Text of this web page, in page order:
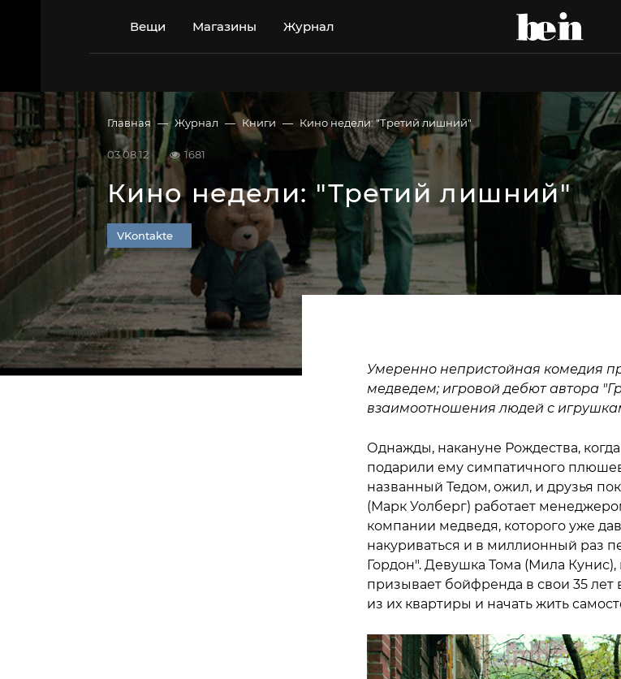
Вещи Магазины Журнал
Главная Журнал Книги Кино недели: "Третий лишний"
03.08.12 1681
Кино недели: "Третий лишний"
VKontakte
Умеренно непристойная комедия
медведем; игровой дебют автора
взаимоотношения людей с
Однажды, накануне Рождества,
подарили ему симпатичного
названный Тедом, ожил, и друзья
(Марк Уолберг) работает
компании медведя, которого уже
накуриваться и в миллионный раз
Гордон". Девушка Тома (Мила
призывает бойфренда в свои 35 лет
из их квартиры и начать жить